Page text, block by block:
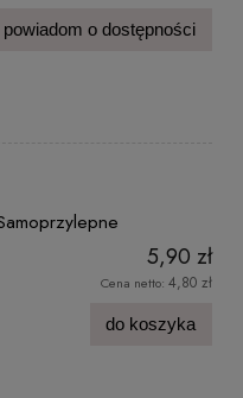
powiadom o dostępności
5,90 zł
Cena netto: 4,80 zł
do koszyka